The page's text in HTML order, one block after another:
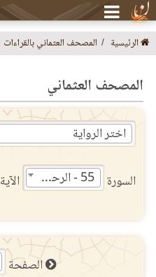
الرئيسية المصحف العثماني بالقراءات
المصحف العثماني
اختر الرواية
السورة 55 - الرحمن الآية
الصفحة